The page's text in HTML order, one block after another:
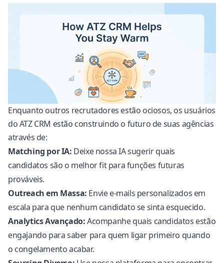
Enquanto outros recrutadores estão ociosos, os usuários
doATZ CRM estão construindo o futuro de suas agências
através de:
Matching por IA: Deixe nossa IA sugerir quais
candidatos são o melhor fit para funções futuras
prováveis.
Outreach em Massa: Envie e-mails personalizados em
escala para que nenhum candidato se sinta esquecido.
Analytics Avançado:Acompanhe quais candidatos estão
engajando para saber para quem ligar primeiro quando
o congelamento acabar.